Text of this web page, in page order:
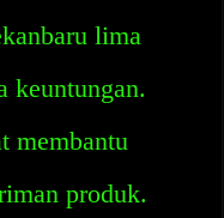
lima
keuntungan.
membantu
produk.